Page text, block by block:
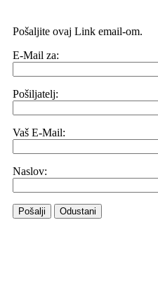
Pošaljite ovaj Link email-om.
E-Mail za:
Pošiljatelj:
Vaš E-Mail:
Naslov:
Pošalji Odustani